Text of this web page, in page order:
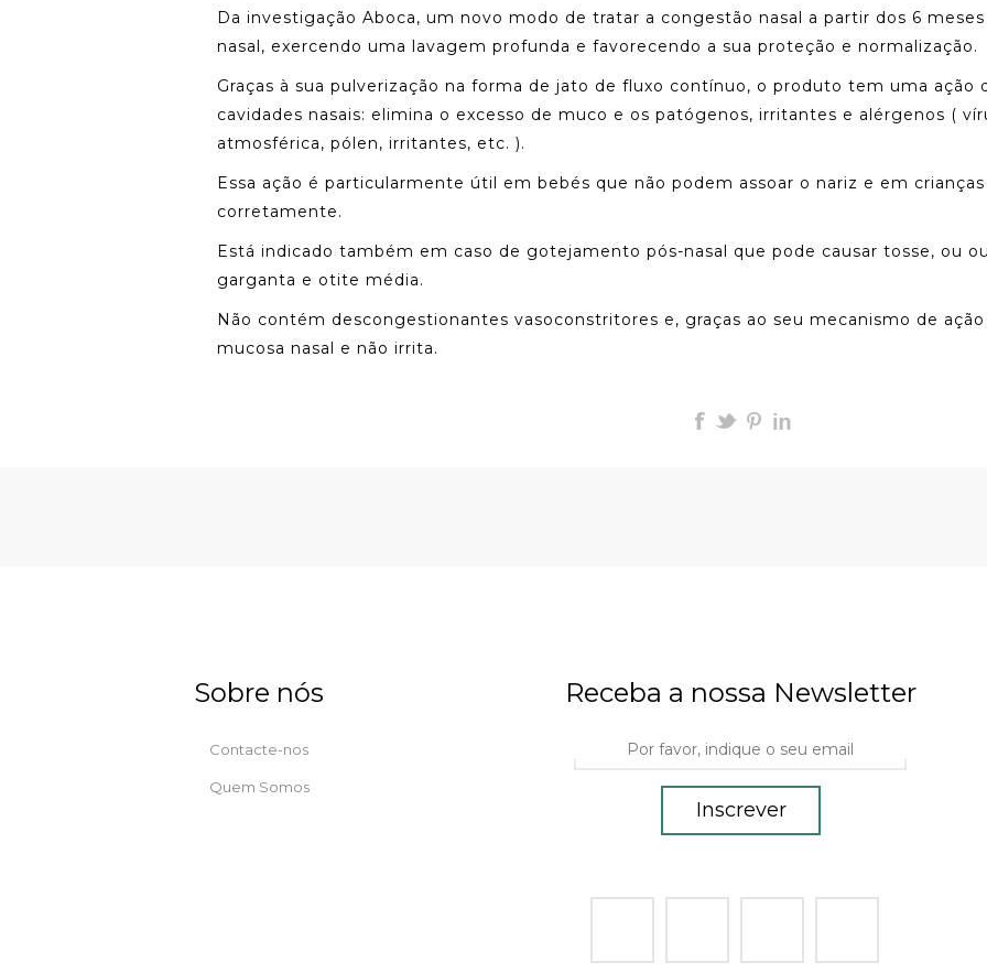
Da investigação Aboca, um novo modo de tratar a congestão nasal a partir dos 6
nasal, exercendo uma lavagem profunda e favorecendo a sua proteção e normalização.
Graças à sua pulverização na forma de jato de fluxo contínuo, o produto tem uma ação
cavidades nasais: elimina o excesso de muco e os patógenos, irritantes e alérgenos (
atmosférica, pólen, irritantes, etc. ).
Essa ação é particularmente útil em bebés que não podem assoar o nariz e em
corretamente.
Está indicado também em caso de gotejamento pós-nasal que pode causar tosse, ou
garganta e otite média.
Não contém descongestionantes vasoconstritores e, graças ao seu mecanismo de
mucosa nasal e não irrita.
Sobre nós
Contacte-nos
Quem Somos
Receba a nossa Newsletter